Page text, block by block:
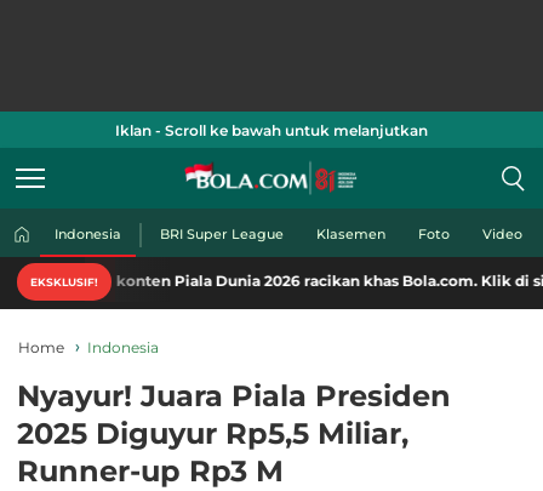
Iklan - Scroll ke bawah untuk melanjutkan
Indonesia BRI Super League Klasemen Foto Video
EKSKLUSIF!
Piala Dunia 2026 racikan khas Bola.com. Klik di sini!
Home Indonesia
Nyayur! Juara Piala Presiden
2025 Diguyur Rp5,5 Miliar,
Runner-up Rp3 M